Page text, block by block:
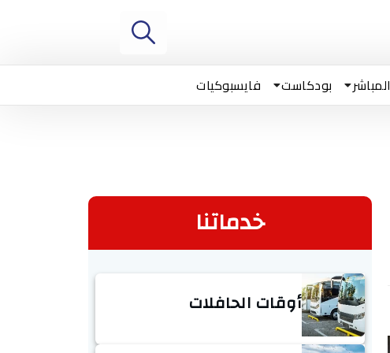
المباشر بودكاست فايسبوكيات
خدماتنا
أوقات الحافلات